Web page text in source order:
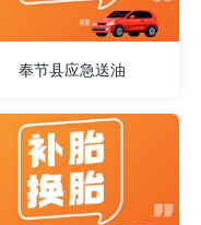
奉节县应急送油